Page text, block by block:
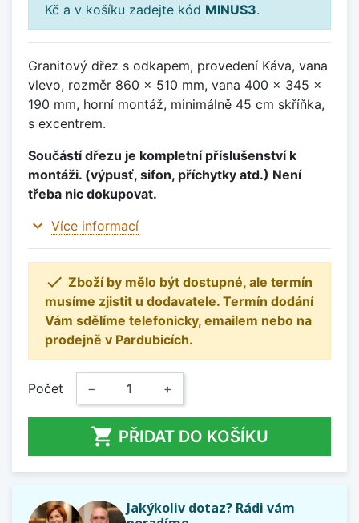
Kč a v košíku zadejte kód MINUS3.
Granitový dřez s odkapem, provedení Káva, vana
vlevo, rozměr 860 x 510 mm, vana 400 x 345 x
190 mm, horní montáž, minimálně 45 cm skříňka,
s excentrem.
Součástí dřezu je kompletní příslušenství k
montáži. (výpusť, sifon, příchytky atd.) Není
třeba nic dokupovat.
expand_more Více informací
 Zboží by mělo být dostupné, ale termín
musíme zjistit u dodavatele. Termín dodání
Vám sdělíme telefonicky, emailem nebo na
prodejně v Pardubicích.
Počet − +
 PŘIDAT DO KOŠÍKU
Jakýkoliv dotaz? Rádi vám